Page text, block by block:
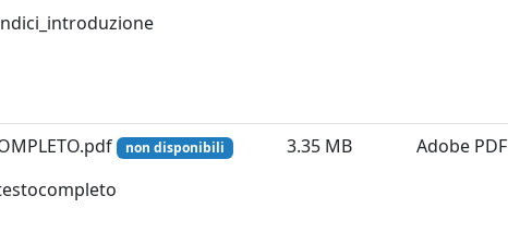
non disponibili 3.35 MB Adobe PDF